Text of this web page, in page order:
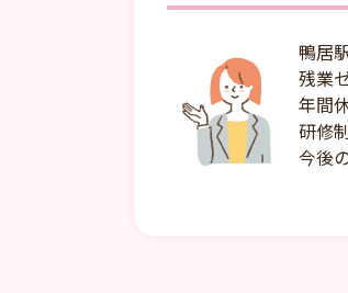
鴨居
残業
年間
研修
今後